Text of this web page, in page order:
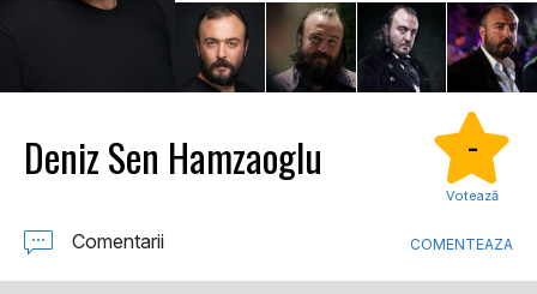
Deniz Sen Hamzaoglu -
Votează
Comentarii COMENTEAZA